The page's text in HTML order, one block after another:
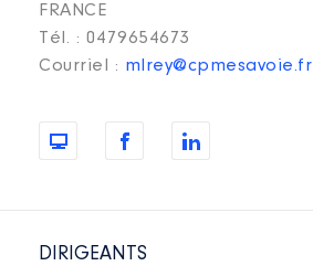
FRANCE
Tél. : 0479654673
Courriel : mlrey@cpmesavoie.fr
DIRIGEANTS